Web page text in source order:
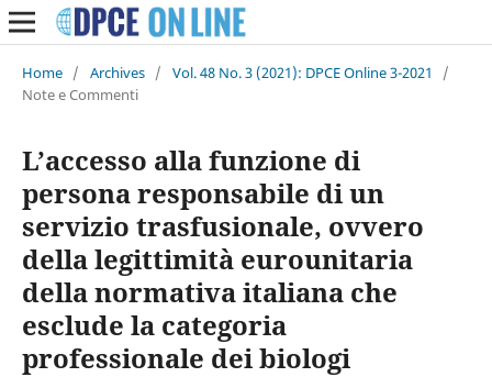
Home / Archives / Vol. 48 No. 3 (2021): DPCE Online 3-2021
/
Note e Commenti
L’accesso alla funzione di
persona responsabile di un
servizio trasfusionale, ovvero
della legittimità eurounitaria
della normativa italiana che
esclude la categoria
professionale dei biologi